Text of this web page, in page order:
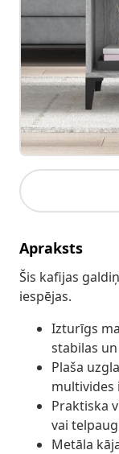
Apraksts
Šis kafijas
iespējas.
Izturīgs
stabilas
Plaša
multivides
Praktiska
vai
Metāla